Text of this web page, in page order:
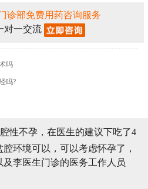
诊部免费用药咨询服务
对一交流
吗
吗?
性不孕，在医生的建议下吃了4
环境可以，可以考虑怀孕了，
李医生门诊的医务工作人员